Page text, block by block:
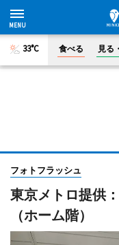
33°C 食べる 見る
フォトフラッシュ
東京メトロ提供
（ホーム階）